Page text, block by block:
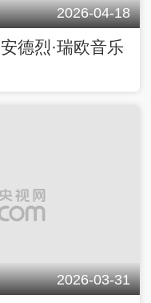
2026-04-18
德烈·瑞欧音乐
2026-03-31